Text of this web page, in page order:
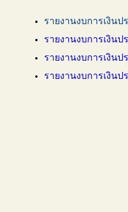
รายงานงบการเงินป
รายงานงบการเงินป
รายงานงบการเงินป
รายงานงบการเงินป